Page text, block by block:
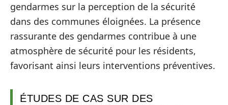
gendarmes sur la perception de la sécurité
dans des communes éloignées. La présence
rassurante des gendarmes contribue à une
atmosphère de sécurité pour les résidents,
favorisant ainsi leurs interventions préventives.
ÉTUDES DE CAS SUR DES